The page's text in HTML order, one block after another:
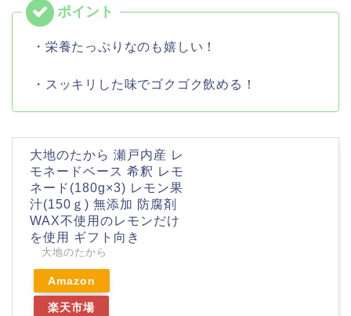
・栄養たっぷりなのも嬉しい！
・スッキリした味でゴクゴク飲める！
大地のたから 瀬戸内産 レ
モネードベース 希釈 レモ
ネード(180g×3) レモン果
汁(150ｇ) 無添加 防腐剤
WAX不使用のレモンだけ
を使用 ギフト向き
大地のたから
Amazon
楽天市場